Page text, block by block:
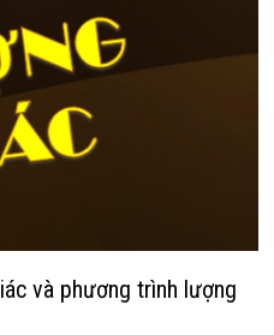
và phương trình lượng